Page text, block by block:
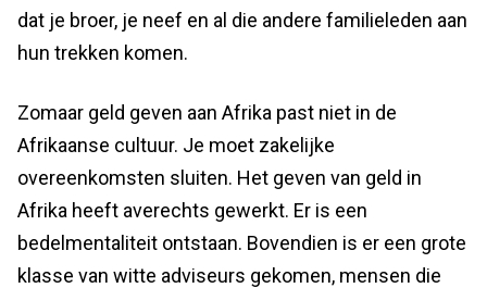
dat je broer, je neef en al die andere familieleden aan
hun trekken komen.
Zomaar geld geven aan Afrika past niet in de
Afrikaanse cultuur. Je moet zakelijke
overeenkomsten sluiten. Het geven van geld in
Afrika heeft averechts gewerkt. Er is een
bedelmentaliteit ontstaan. Bovendien is er een grote
klasse van witte adviseurs gekomen, mensen die